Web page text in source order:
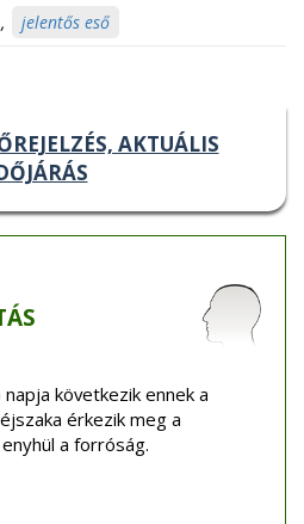
, jelentős eső
AKTUÁLIS
következik ennek a
érkezik meg a
a forróság.